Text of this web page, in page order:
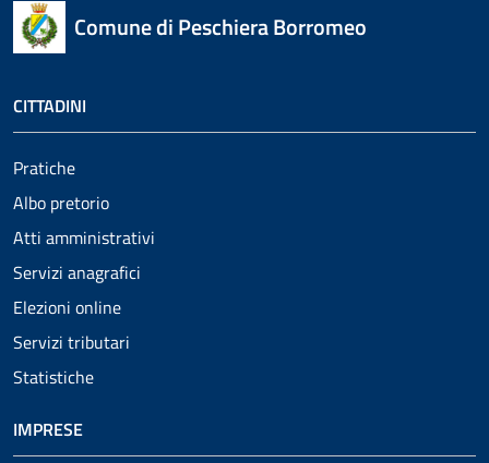
Comune di Peschiera Borromeo
CITTADINI
Pratiche
Albo pretorio
Atti amministrativi
Servizi anagrafici
Elezioni online
Servizi tributari
Statistiche
IMPRESE